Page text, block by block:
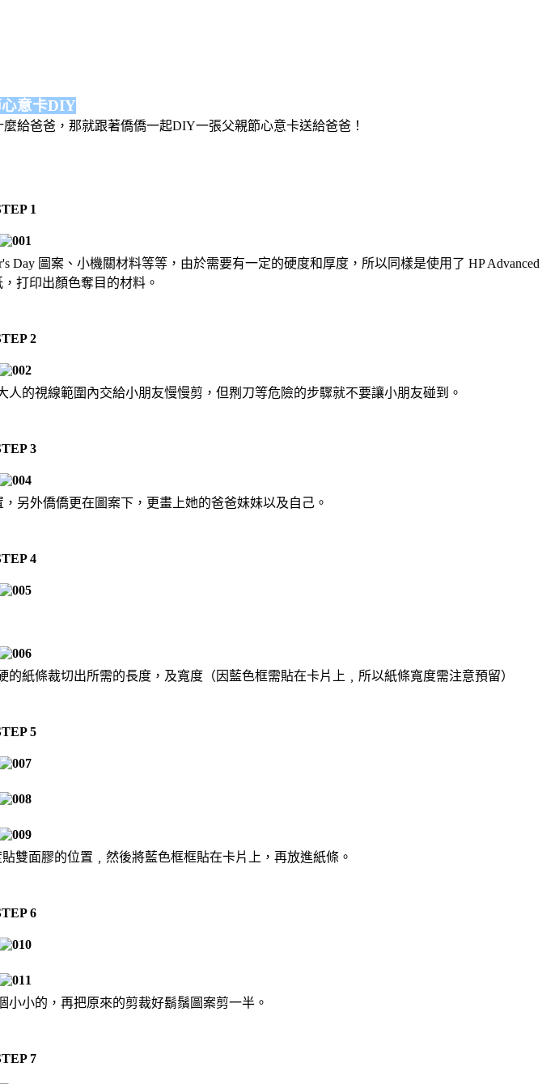
意卡DIY
給爸爸，那就跟著僑僑一起DIY一張父親節心意卡送給爸爸！
1
Day 圖案、小機關材料等等，由於需要有一定的硬度和厚度，所以同樣是使用了 HP Advanced
，打印出顏色奪目的材料。
2
的視線範圍內交給小朋友慢慢剪，但𠝹刀等危險的步驟就不要讓小朋友碰到。
3
另外僑僑更在圖案下，更畫上她的爸爸妹妹以及自己。
4
紙條裁切出所需的長度，及寬度（因藍色框需貼在卡片上﹐所以紙條寬度需注意預留）
5
雙面膠的位置﹐然後將藍色框框貼在卡片上，再放進紙條。
6
小的，再把原來的剪裁好鬍鬚圖案剪一半。
7